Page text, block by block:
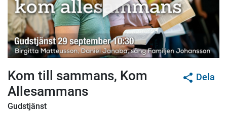
Dela
Kom till sammans, Kom
Allesammans
Gudstjänst